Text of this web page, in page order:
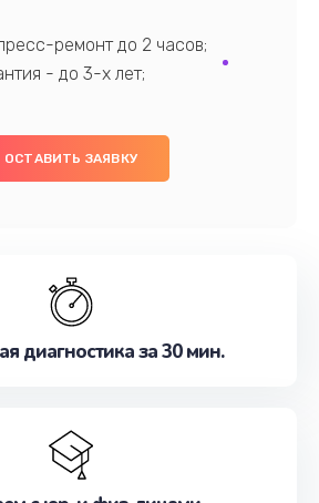
ремонт до 2 часов;
- до 3-х лет;
ОСТАВИТЬ ЗАЯВКУ
диагностика за 30 мин.